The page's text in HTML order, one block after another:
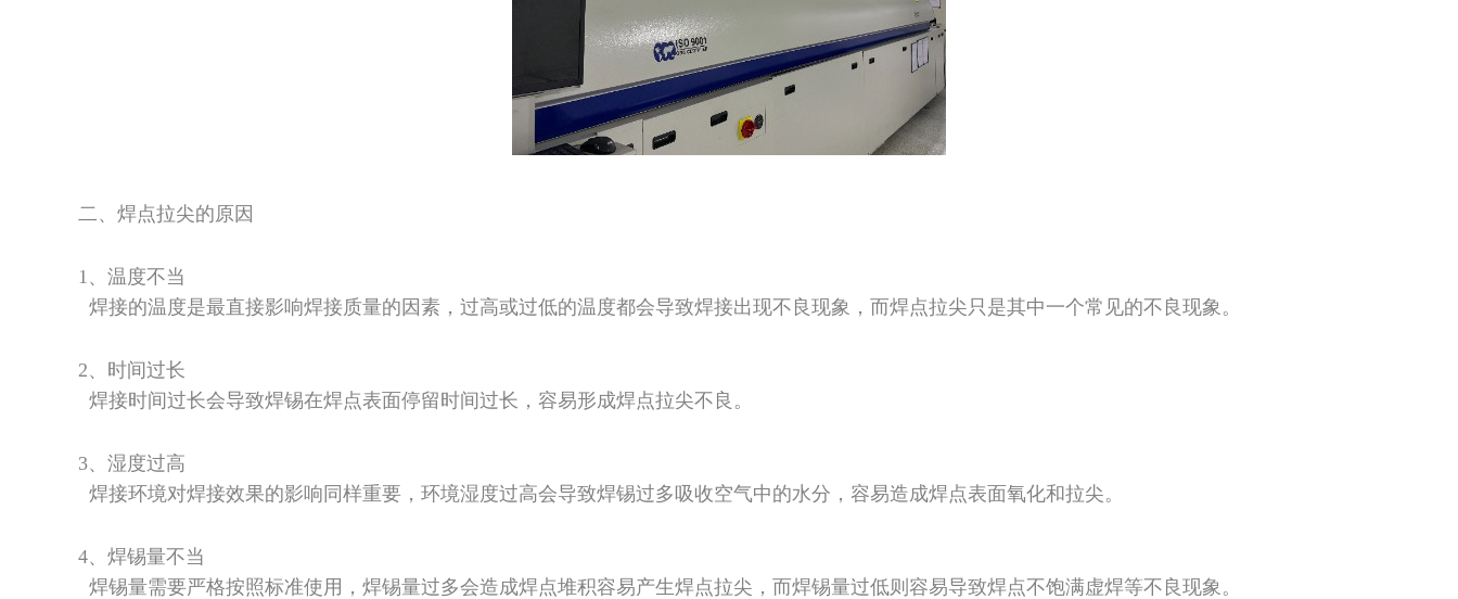
二、焊点拉尖的原因
1、温度不当
焊接的温度是最直接影响焊接质量的因素，过高或过低的温度都会导致焊接出现不良现象，而焊点拉尖只是其中一个常见的不良现象。
2、时间过长
焊接时间过长会导致焊锡在焊点表面停留时间过长，容易形成焊点拉尖不良。
3、湿度过高
焊接环境对焊接效果的影响同样重要，环境湿度过高会导致焊锡过多吸收空气中的水分，容易造成焊点表面氧化和拉尖。
4、焊锡量不当
焊锡量需要严格按照标准使用，焊锡量过多会造成焊点堆积容易产生焊点拉尖，而焊锡量过低则容易导致焊点不饱满虚焊等不良现象。